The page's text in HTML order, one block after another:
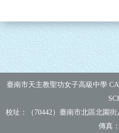
臺南市天主教聖功女子高級中學
校址：（70442）臺南市北區北園
傳真：